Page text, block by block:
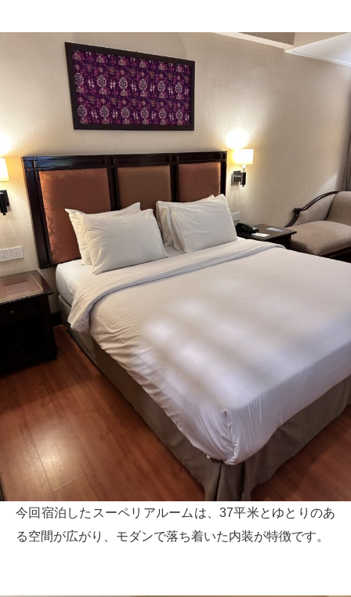
今回宿泊したスーペリアルームは、37平米とゆとりのあ
る空間が広がり、モダンで落ち着いた内装が特徴です。